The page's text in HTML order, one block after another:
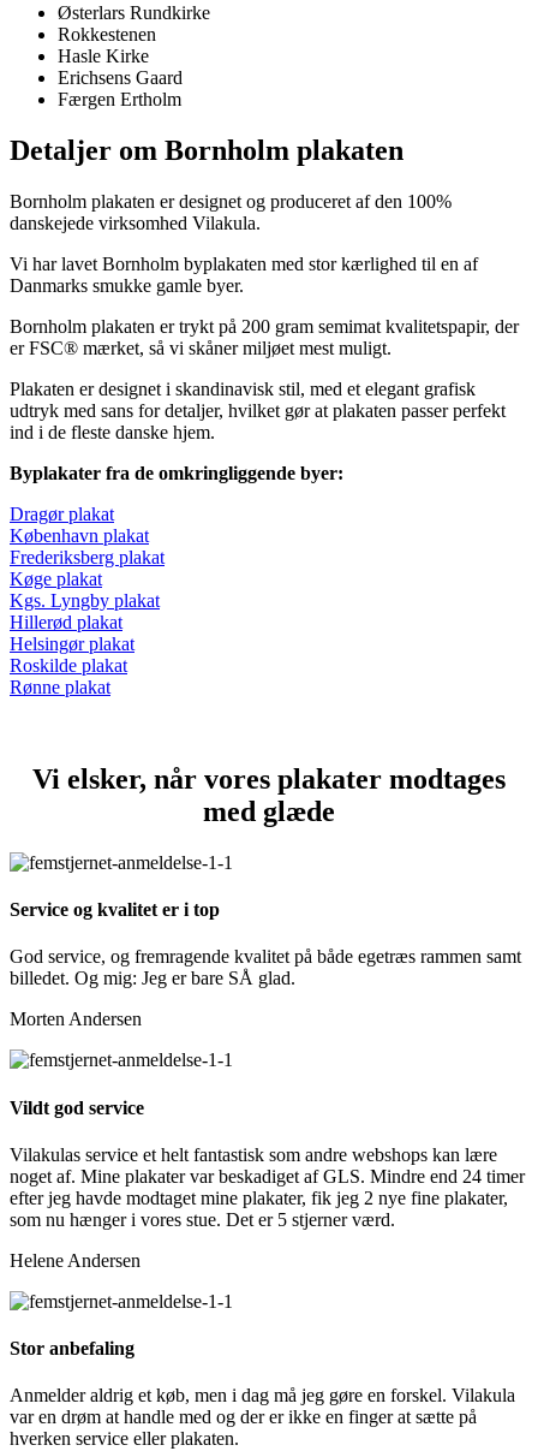
Østerlars Rundkirke
Rokkestenen
Hasle Kirke
Erichsens Gaard
Færgen Ertholm
Detaljer om Bornholm plakaten
Bornholm plakaten er designet og produceret af den 100%
danskejede virksomhed Vilakula.
Vi har lavet Bornholm byplakaten med stor kærlighed til en af
Danmarks smukke gamle byer.
Bornholm plakaten er trykt på 200 gram semimat kvalitetspapir, der
er FSC® mærket, så vi skåner miljøet mest muligt.
Plakaten er designet i skandinavisk stil, med et elegant grafisk
udtryk med sans for detaljer, hvilket gør at plakaten passer perfekt
ind i de fleste danske hjem.
Byplakater fra de omkringliggende byer:
Dragør plakat
København plakat
Frederiksberg plakat
Køge plakat
Kgs. Lyngby plakat
Hillerød plakat
Helsingør plakat
Roskilde plakat
Rønne plakat
Vi elsker, når vores plakater modtages
med glæde
Service og kvalitet er i top
God service, og fremragende kvalitet på både egetræs rammen samt
billedet. Og mig: Jeg er bare SÅ glad.
Morten Andersen
Vildt god service
Vilakulas service et helt fantastisk som andre webshops kan lære
noget af. Mine plakater var beskadiget af GLS. Mindre end 24 timer
efter jeg havde modtaget mine plakater, fik jeg 2 nye fine plakater,
som nu hænger i vores stue. Det er 5 stjerner værd.
Helene Andersen
Stor anbefaling
Anmelder aldrig et køb, men i dag må jeg gøre en forskel. Vilakula
var en drøm at handle med og der er ikke en finger at sætte på
hverken service eller plakaten.